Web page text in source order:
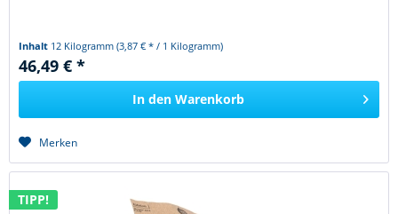
Inhalt 12 Kilogramm(3,87 € * / 1 Kilogramm)
46,49 € *
In den Warenkorb
Merken
TIPP!